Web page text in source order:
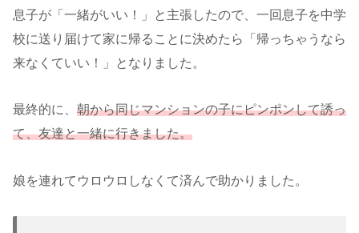
息子が「一緒がいい！」と主張したので、一回息子を中学
校に送り届けて家に帰ることに決めたら「帰っちゃうなら
来なくていい！」となりました。
最終的に、 朝から同じマンションの子にピンポンして誘っ
て、友達と一緒に行きました。
娘を連れてウロウロしなくて済んで助かりました。